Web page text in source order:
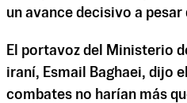
un avance decisivo a
El portavoz del Ministerio
iraní, Esmail Baghaei, dijo
combates no harían más